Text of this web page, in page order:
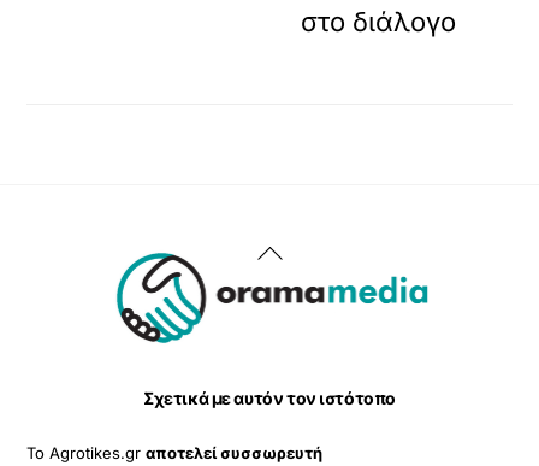
στο διάλογο
Back
To
Σχετικά με αυτόν τον ιστότοπο
Το Agrotikes.grαποτελεί συσσωρευτή